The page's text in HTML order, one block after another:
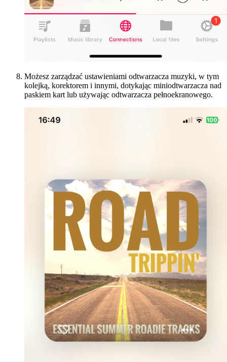
Możesz zarządzać ustawieniami odtwarzacza muzyki, w tym
kolejką, korektorem i innymi, dotykając miniodtwarzacza nad
paskiem kart lub używając odtwarzacza pełnoekranowego.